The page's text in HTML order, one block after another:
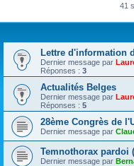
41
Lettre d'information
Dernier message par
Réponses : 3
Actualités Belges
Dernier message par
Réponses : 5
28ème Congrès de
Dernier message par
Temnothorax pardoi
Dernier message par